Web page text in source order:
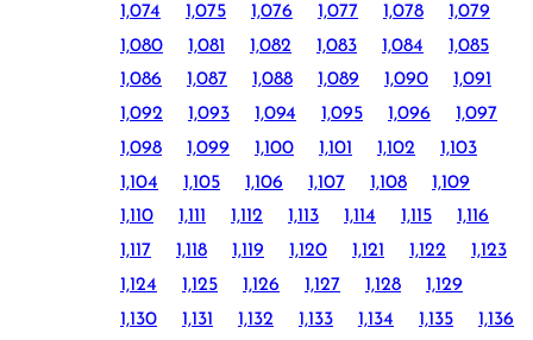
1,074
1,075 1,076 1,077 1,078
1,079
1,080
1,081 1,082 1,083 1,084
1,085
1,086
1,087 1,088 1,089 1,090
1,091
1,092
1,093 1,094 1,095 1,096
1,097
1,098
1,099 1,100 1,101 1,102
1,103
1,104
1,105 1,106 1,107 1,108
1,109
1,110
1,111 1,112 1,113 1,114 1,115
1,116
1,117
1,118 1,119 1,120 1,121 1,122
1,123
1,124
1,125 1,126 1,127 1,128
1,129
1,130
1,131 1,132 1,133 1,134 1,135
1,136